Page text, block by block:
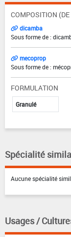
COMPOSITION
dicamba
Sous forme de :
mecoprop
Sous forme de :
FORMULATION
Granulé
Spécialité
Aucune spécialité
Usages /